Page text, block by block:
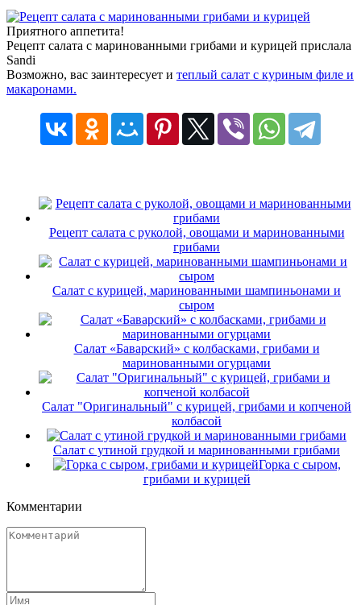
Приятного аппетита!
Рецепт салата с маринованными грибами и курицей прислала
Sandi
Возможно, вас заинтересует и теплый салат с куриным филе и
макаронами.
Рецепт салата с руколой, овощами и маринованными
грибами
Салат с курицей, маринованными шампиньонами и
сыром
Салат «Баварский» с колбасками, грибами и
маринованными огурцами
Салат "Оригинальный" с курицей, грибами и копченой
колбасой
Салат с утиной грудкой и маринованными грибами
Горка с сыром,
грибами и курицей
Комментарии